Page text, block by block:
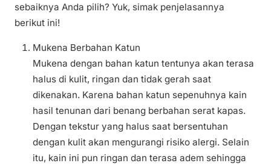
sebaiknya Anda pilih? Yuk, simak penjelasannya
berikut ini!
Mukena Berbahan Katun
Mukena dengan bahan katun tentunya akan terasa
halus di kulit, ringan dan tidak gerah saat
dikenakan. Karena bahan katun sepenuhnya kain
hasil tenunan dari benang berbahan serat kapas.
Dengan tekstur yang halus saat bersentuhan
dengan kulit akan mengurangi risiko alergi. Selain
itu, kain ini pun ringan dan terasa adem sehingga